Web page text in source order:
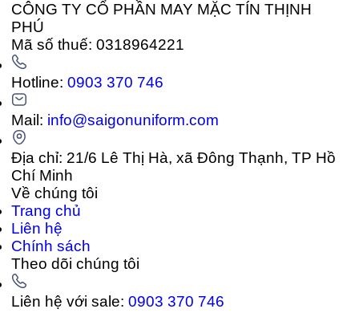
CÔNG TY CỔ PHẦN MAY MẶC TÍN THỊNH
PHÚ
Mã số thuế: 0318964221
Hotline:0903 370 746
Mail: info@saigonuniform.com
Địa chỉ: 21/6 Lê Thị Hà, xã Đông Thạnh, TP Hồ
Chí Minh
Về chúng tôi
Trang chủ
Liên hệ
Chính sách
Theo dõi chúng tôi
Liên hệ với sale:0903 370 746